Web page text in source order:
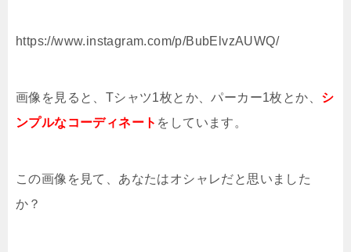
https://www.instagram.com/p/BubElvzAUWQ/
画像を見ると、Tシャツ1枚とか、パーカー1枚とか、 シ
ンプルなコーディネート をしています。
この画像を見て、あなたはオシャレだと思いました
か？